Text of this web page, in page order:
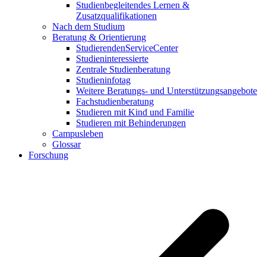
Studienbegleitendes Lernen &
Zusatzqualifikationen
Nach dem Studium
Beratung & Orientierung
StudierendenServiceCenter
Studieninteressierte
Zentrale Studienberatung
Studieninfotag
Weitere Beratungs- und Unterstützungsangebote
Fachstudienberatung
Studieren mit Kind und Familie
Studieren mit Behinderungen
Campusleben
Glossar
Forschung